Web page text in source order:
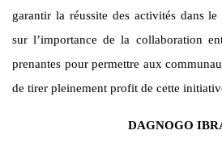
garantir la réussite des activités dans
sur l’importance de la collaboration
prenantes pour permettre aux
de tirer pleinement profit de cette
DAGNOGO